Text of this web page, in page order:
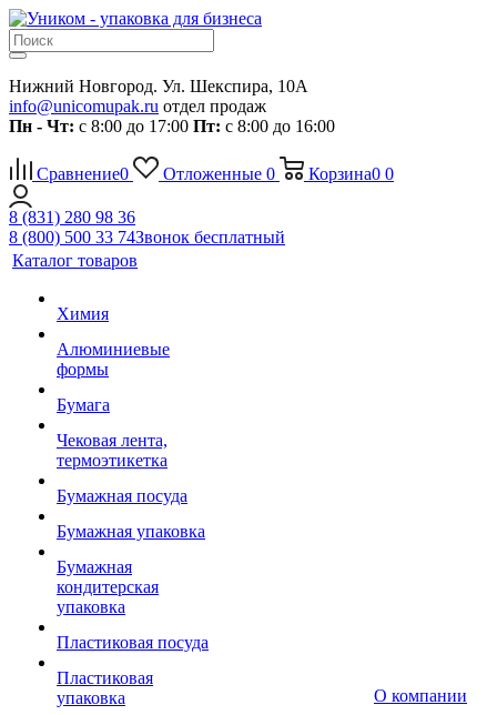
Нижний Новгород. Ул. Шекспира, 10А
info@unicomupak.ru отдел продаж
Пн - Чт: с 8:00 до 17:00 Пт: с 8:00 до 16:00
Сравнение0 Отложенные 0 Корзина0 0
8 (831) 280 98 36
8 (800) 500 33 74Звонок бесплатный
Каталог товаров
Химия
Алюминиевые
формы
Бумага
Чековая лента,
термоэтикетка
Бумажная посуда
Бумажная упаковка
Бумажная
кондитерская
упаковка
Пластиковая посуда
Пластиковая
упаковка
О компании